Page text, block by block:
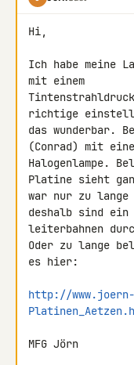
Hi,
Ich habe meine
mit einem
richtige
das wunderbar.
(Conrad) mit
Halogenlampe.
Platine sieht
war nur zu
deshalb sind ein
leiterbahnen
Oder zu lange
es hier:
http://
MFG Jörn